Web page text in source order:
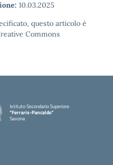
10.03.2025
questo articolo è
Commons
Istituto Secondario Superiore
"Ferraris-Pancaldo"
Savona